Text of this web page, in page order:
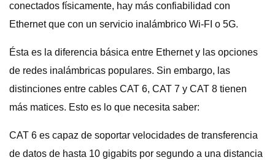
conectados físicamente, hay más confiabilidad con
Ethernet que con un servicio inalámbrico Wi-FI o 5G.
Ésta es la diferencia básica entre Ethernet y las opciones
de redes inalámbricas populares. Sin embargo, las
distinciones entre cables CAT 6, CAT 7 y CAT 8 tienen
más matices. Esto es lo que necesita saber:
CAT 6 es capaz de soportar velocidades de transferencia
de datos de hasta 10 gigabits por segundo a una distancia